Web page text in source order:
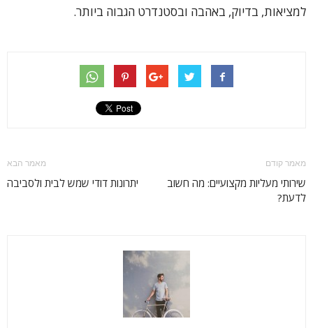
למציאות, בדיוק, באהבה ובסטנדרט הגבוה ביותר.
מאמר קודם
שירותי מעליות מקצועיים: מה חשוב
לדעת?
מאמר הבא
יתרונות דודי שמש לבית ולסביבה